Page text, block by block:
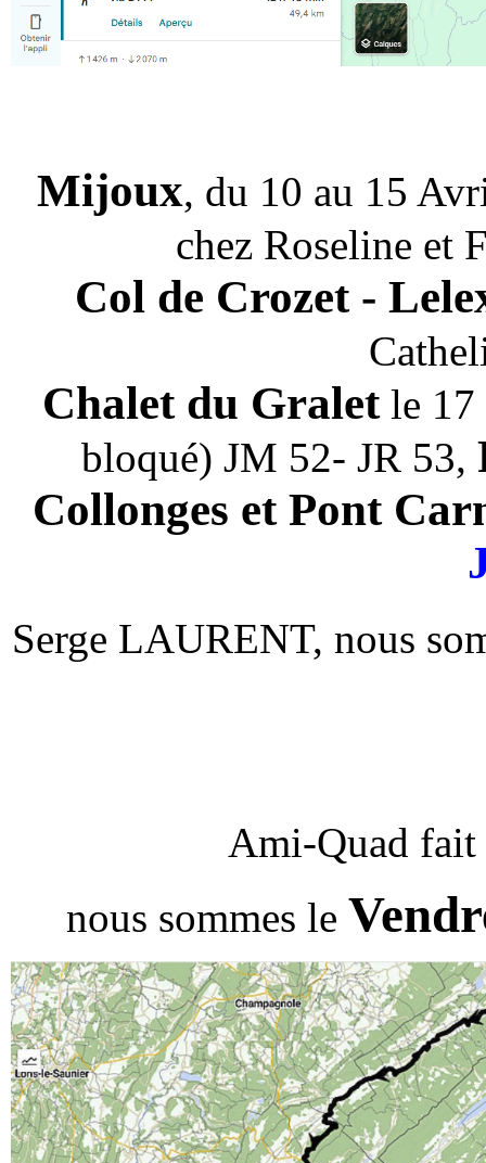
Mijoux, du 10 au 15
chez Roseline et
Col de Crozet -
Chalet du Graletle 17
bloqué) JM 52- JR 53,
Collonges et Pont
Serge LAURENT, nous
Ami-Quad fait
nous sommes le